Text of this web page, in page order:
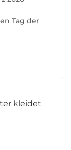
Tag der
kleidet